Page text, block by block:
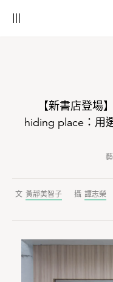
【新書店登場
hiding place：用
黃靜美智子 譚志榮